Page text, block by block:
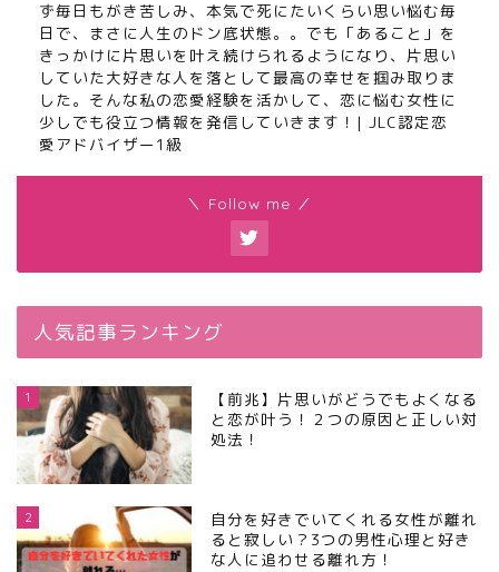
ず毎日もがき苦しみ、本気で死にたいくらい思い悩む毎
日で、まさに人生のドン底状態。。でも「あること」を
きっかけに片思いを叶え続けられるようになり、片思い
していた大好きな人を落として最高の幸せを掴み取りま
した。そんな私の恋愛経験を活かして、恋に悩む女性に
少しでも役立つ情報を発信していきます！| JLC認定恋
愛アドバイザー1級
＼ Follow me ／
人気記事ランキング
1
【前兆】片思いがどうでもよくなる
と恋が叶う！２つの原因と正しい対
処法！
2
自分を好きでいてくれる女性が離れ
ると寂しい？3つの男性心理と好き
な人に追わせる離れ方！